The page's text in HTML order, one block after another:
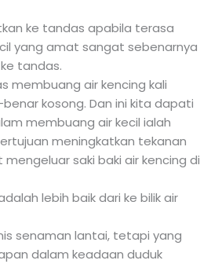
ke tandas apabila terasa
yang amat sangat sebenarnya
tandas.
membuang air kencing kali
kosong. Dan ini kita dapati
membuang air kecil ialah
meningkatkan tekanan
saki baki air kencing di
lebih baik dari ke bilik air
senaman lantai, tetapi yang
dalam keadaan duduk